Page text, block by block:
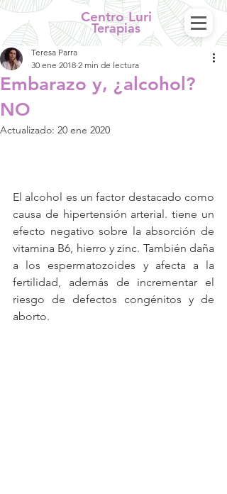
Centro Luri
Terapias
Embarazo y, ¿alcohol?
NO
Teresa Parra
30 ene 2018 2 min de lectura
Actualizado: 20 ene 2020
El alcohol es un factor destacado como
causa de hipertensión arterial. tiene un
efecto negativo sobre la absorción de
vitamina B6, hierro y zinc. También daña
a los espermatozoides y afecta a la
fertilidad, además de incrementar el
riesgo de defectos congénitos y de
aborto.